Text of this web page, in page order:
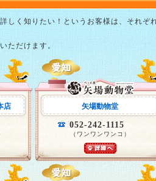
しく知りたい！というお客様は、それぞ
ただけます。
店 矢場動物堂
052-242-1115
（ワンワンワンコ）